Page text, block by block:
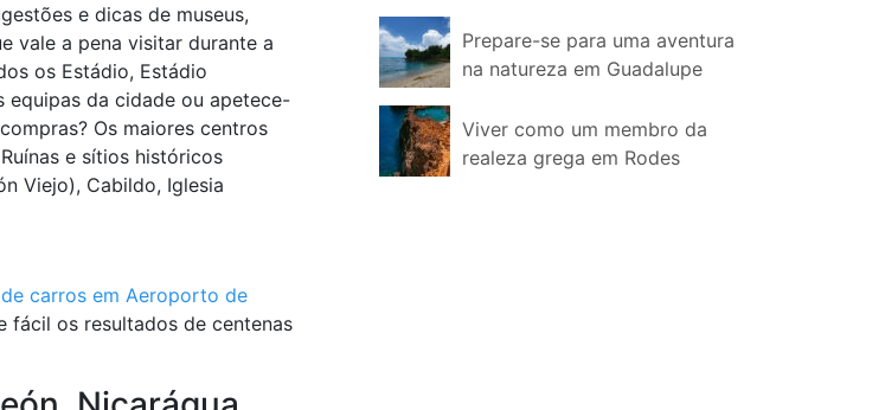
e dicas de museus,
vale a pena visitar durante a
os Estádio, Estádio
equipas da cidade ou apetece-
Os maiores centros
e sítios históricos
Viejo), Cabildo, Iglesia
carros em Aeroporto de
fácil os resultados de centenas
Prepare-se para uma aventura
na natureza em Guadalupe
Viver como um membro da
realeza grega em Rodes